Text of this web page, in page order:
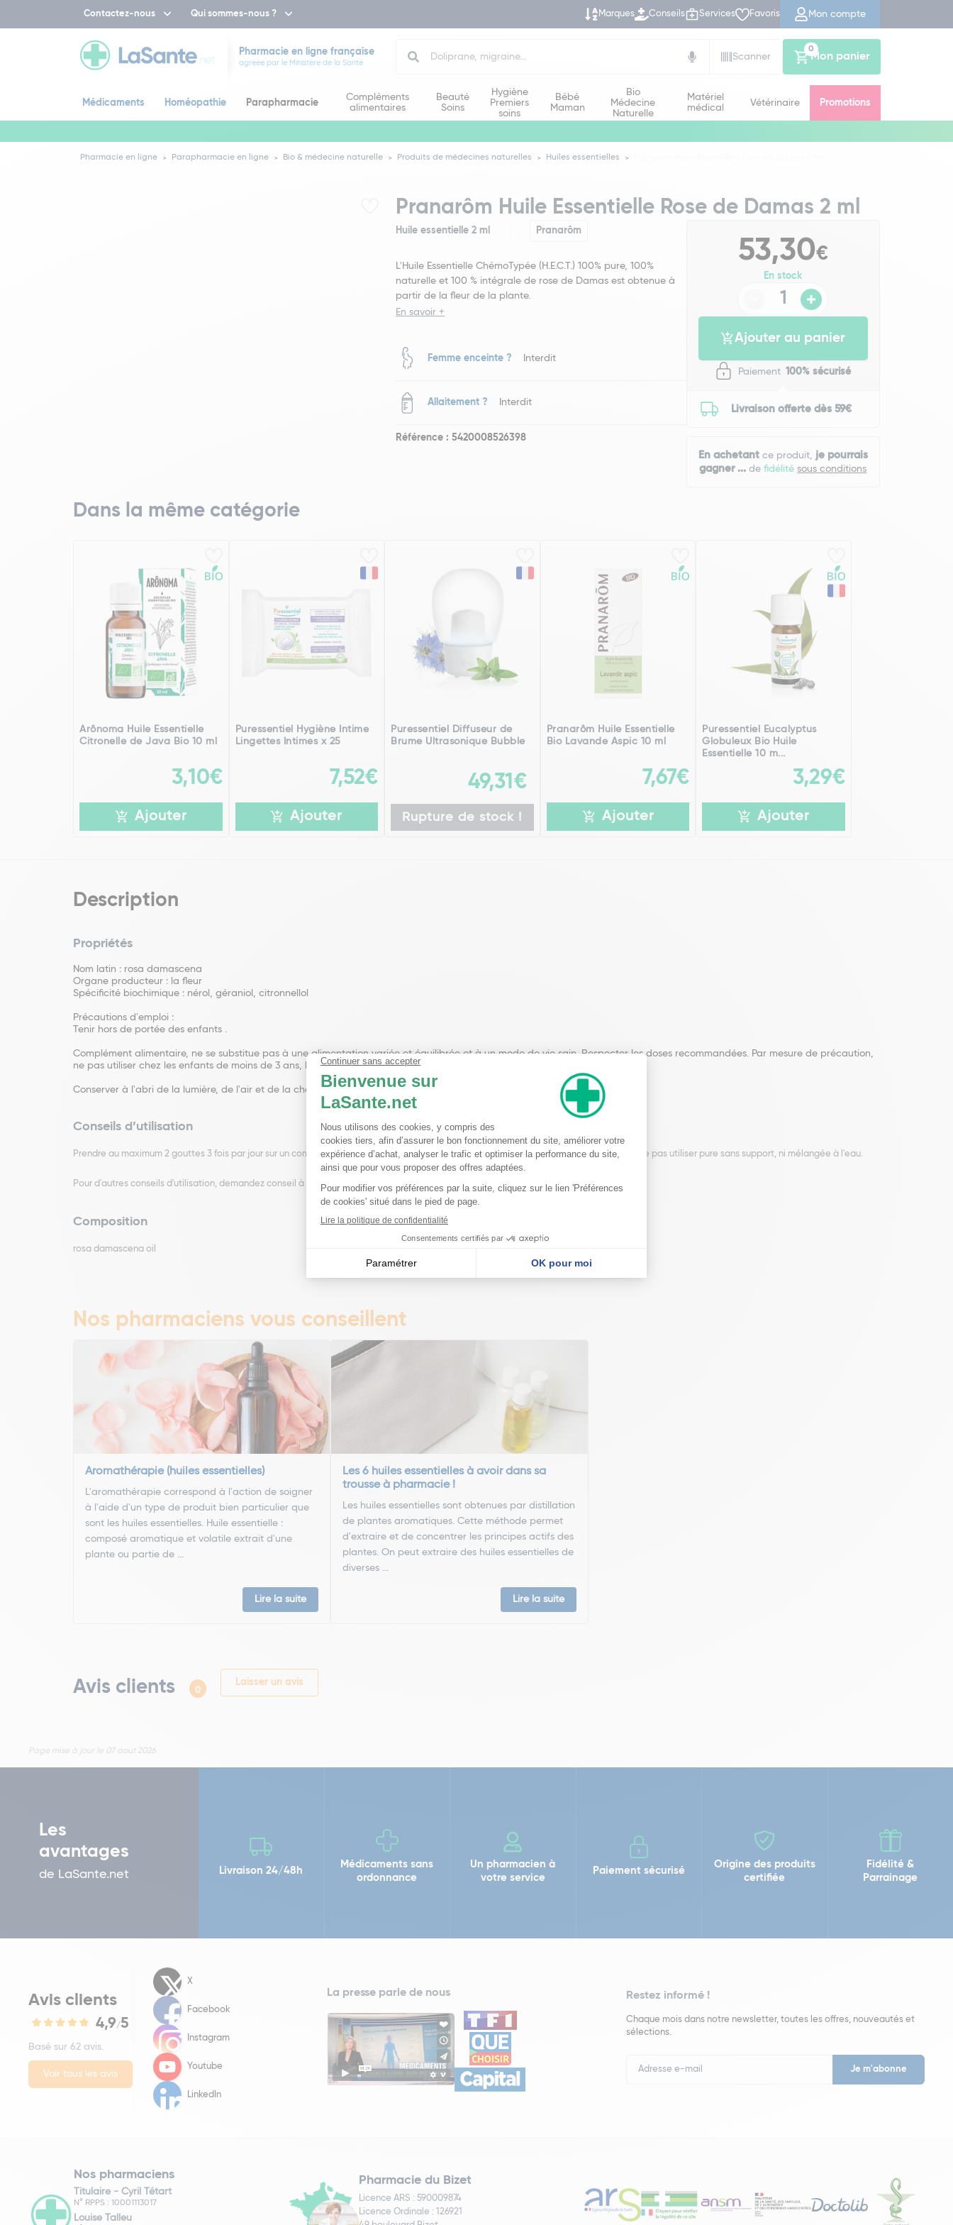
Contactez-nous Qui sommes-nous ? Marques Conseils Services Favoris Mon compte
Pharmacie en ligne française
agréée par le Ministère de la Santé
Scanner
Mon panier
0
Médicaments Homéopathie Parapharmacie
Compléments
alimentaires
Beauté
Soins
Hygiène
Premiers
soins
Bébé
Maman
Bio
Médecine
Naturelle
Matériel
médical
Vétérinaire Promotions
Pharmacie en ligne Parapharmacie en ligne Bio & médecine naturelle Produits de médecines naturelles Huiles essentielles
Pranarôm Huile Essentielle Rose de Damas 2 ml
Huile essentielle 2 ml Pranarôm
L'Huile Essentielle ChémoTypée (H.E.C.T.) 100% pure, 100%
naturelle et 100 % intégrale de rose de Damas est obtenue à
partir de la fleur de la plante.
En savoir +
Femme enceinte ? Interdit
Allaitement ? Interdit
Référence : 5420008526398
53,30€
En stock
Ajouter au panier
Paiement 100% sécurisé
Livraison offerte dès 59€
En achetantce produit, je pourrais
gagner ... defidélitésous conditions
Dans la même catégorie
Arônoma Huile Essentielle
Citronelle de Java Bio 10 ml
3,10€
Ajouter
Puressentiel Hygiène Intime
Lingettes Intimes x 25
7,52€
Ajouter
Puressentiel Diffuseur de
Brume Ultrasonique Bubble
49,31€
Rupture de stock !
Pranarôm Huile Essentielle
Bio Lavande Aspic 10 ml
7,67€
Ajouter
Puressentiel Eucalyptus
Globuleux Bio Huile
Essentielle 10 m...
3,29€
Ajouter
Description
Propriétés
Nom latin : rosa damascena
Organe producteur : la fleur
Spécificité biochimique : nérol, géraniol, citronnellol
Précautions d'emploi :
Tenir hors de portée des enfants .
Complément alimentaire, ne se substitue pas à une alimentation variée et équilibrée et à un mode de vie sain. Respecter les doses recommandées. Par mesure de précaution,
ne pas utiliser chez les enfants de moins de 3 ans, les femmes enceintes ou allaitant.
Conserver à l'abri de la lumière, de l'air et de la chaleur.
Conseils d’utilisation
Prendre au maximum 2 gouttes 3 fois par jour sur un comprimé neutre (ou 1 cuillère à café de miel, d'huile d'olive, ou un quart de sucre). Ne pas utiliser pure sans support, ni mélangée à l'eau.
Pour d'autres conseils d'utilisation, demandez conseil à votre pharmacien.Équivalence : 1 ml => 30 gouttes
Composition
rosa damascena oil
Nos pharmaciens vous conseillent
Aromathérapie (huiles essentielles)
L'aromathérapie correspond à l'action de soigner
à l'aide d'un type de produit bien particulier que
sont les huiles essentielles. Huile essentielle :
composé aromatique et volatile extrait d'une
plante ou partie de ...
Lire la suite
Les 6 huiles essentielles à avoir dans sa
trousse à pharmacie !
Les huiles essentielles sont obtenues par distillation
de plantes aromatiques. Cette méthode permet
d'extraire et de concentrer les principes actifs des
plantes. On peut extraire des huiles essentielles de
diverses ...
Lire la suite
Avis clients 0
Laisser un avis
Page mise à jour le 07 aout 2026
Les
avantages
de LaSante.net Livraison 24/48h
Médicaments sans
ordonnance
Un pharmacien à
votre service
Paiement sécurisé
Origine des produits
certifiée
Fidélité &
Parrainage
Avis clients
4,9/5
Basé sur 62 avis.
Voir tous les avis
X
Facebook
Instagram
Youtube
LinkedIn
La presse parle de nous Restez informé !
Chaque mois dans notre newsletter, toutes les offres, nouveautés et
sélections.
Newsletter
Nos pharmaciens
Titulaire - Cyril Tétart
N° RPPS : 10001113017
Louise Talleu
Pharmacie du Bizet
Licence ARS : 590009874
Licence Ordinale : 126921